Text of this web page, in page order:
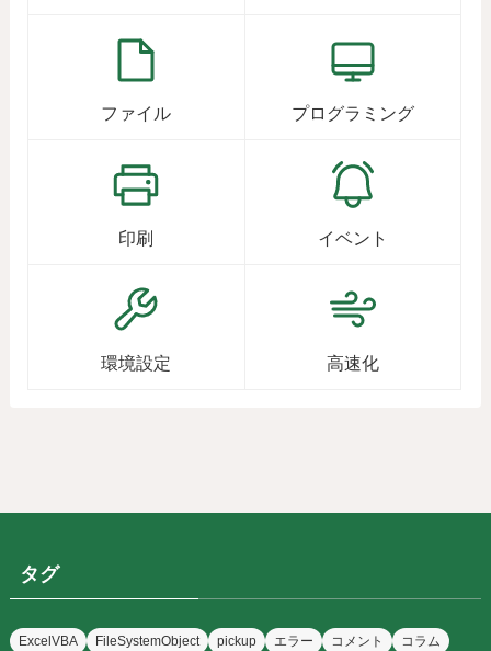
ファイル プログラミング
印刷 イベント
環境設定 高速化
タグ
ExcelVBA FileSystemObject pickup エラー コメント
コラム